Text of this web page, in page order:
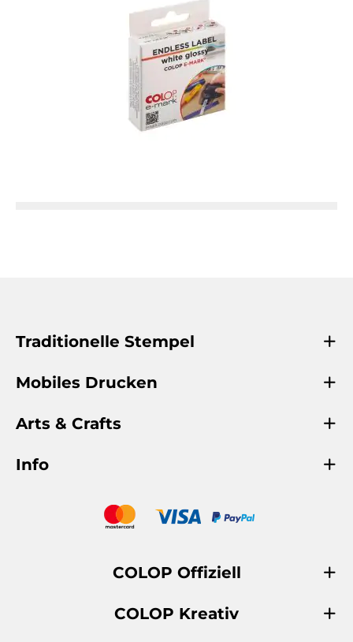
Traditionelle Stempel
Mobiles Drucken
Arts & Crafts
Info
COLOP Offiziell
COLOP Kreativ